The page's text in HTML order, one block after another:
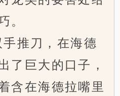
。
推刀，在海德
了巨大的口子，
含在海德拉嘴里